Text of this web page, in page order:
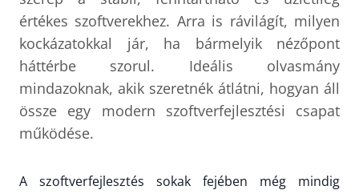
értékes szoftverekhez. Arra is rávilágít, milyen
kockázatokkal jár, ha bármelyik nézőpont
háttérbe szorul. Ideális olvasmány
mindazoknak, akik szeretnék átlátni, hogyan áll
össze egy modern szoftverfejlesztési csapat
működése.
A szoftverfejlesztés sokak fejében még mindig